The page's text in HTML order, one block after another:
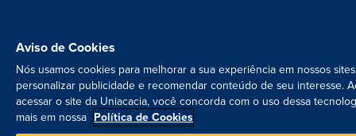
Aviso de Cookies
Nós usamos cookies para melhorar a sua experiência em nossos
personalizar publicidade e recomendar conteúdo de seu interesse.
acessar o site da Uniacacia, você concorda com o uso dessa
mais em nossa Política de Cookies